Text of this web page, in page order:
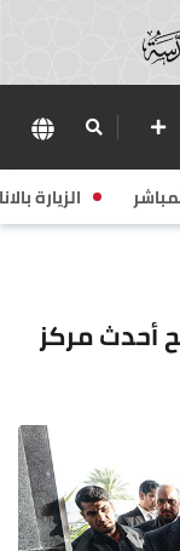
الزيارة
أحدث مركز